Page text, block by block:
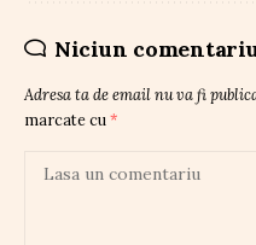
Niciun
Adresa ta de email nu va fi
marcate cu *